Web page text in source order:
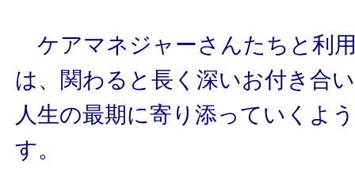
ケアマネジャーさんたちと利
は、関わると長く深いお付き合
人生の最期に寄り添っていくよ
す。